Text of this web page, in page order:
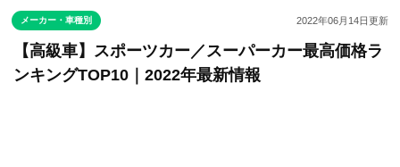
メーカー・車種別 2022年06月14日更新
【高級車】スポーツカー／スーパーカー最高価格ラ
ンキングTOP10｜2022年最新情報